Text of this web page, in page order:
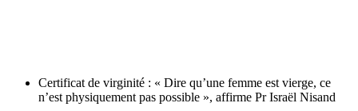
Certificat de virginité : « Dire qu’une femme est vierge, ce
n’est physiquement pas possible », affirme Pr Israël Nisand